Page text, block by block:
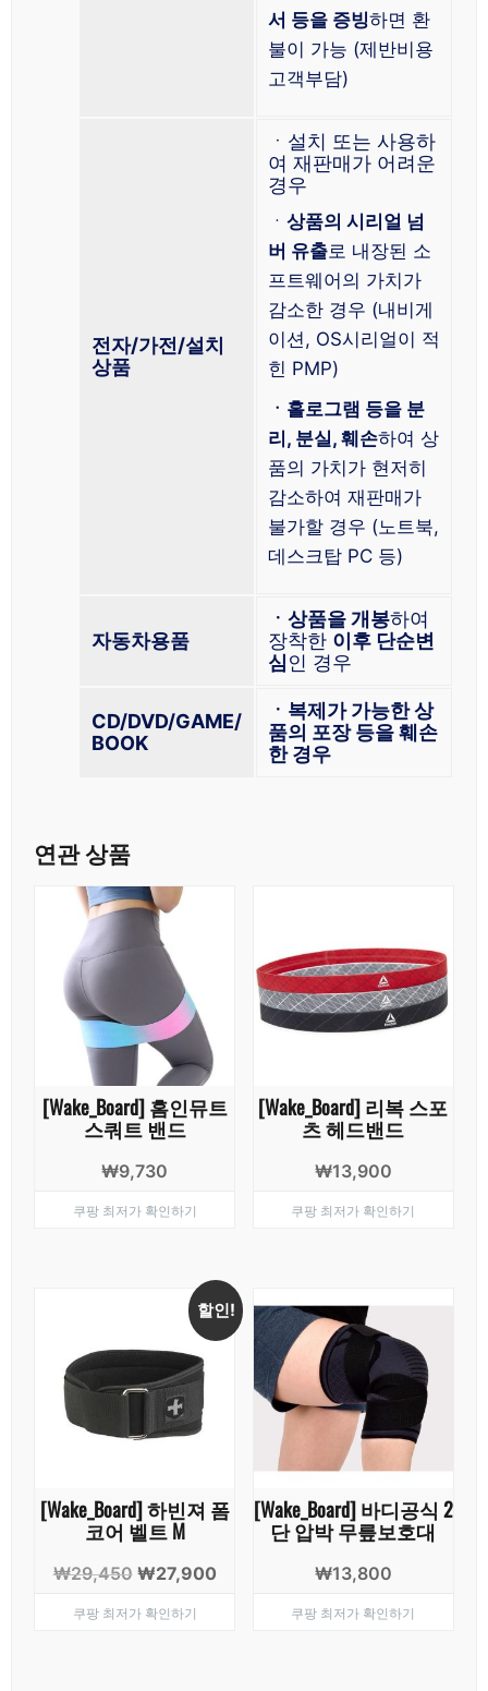
서 등을 증빙하면 환
불이 가능 (제반비용
고객부담)
전자/가전/설치
상품
ㆍ설치 또는 사용하
여 재판매가 어려운
경우
ㆍ 상품의 시리얼 넘
버 유출로 내장된 소
프트웨어의 가치가
감소한 경우 (내비게
이션, OS시리얼이 적
힌 PMP)
ㆍ홀로그램 등을 분
리, 분실, 훼손하여 상
품의 가치가 현저히
감소하여 재판매가
불가할 경우 (노트북,
데스크탑 PC 등)
자동차용품
ㆍ상품을 개봉하여
장착한 이후 단순변
심인 경우
CD/DVD/GAME/
BOOK
ㆍ복제가 가능한 상
품의 포장 등을 훼손
한 경우
연관 상품
[Wake_Board] 홈인뮤트
스쿼트 밴드
₩9,730
쿠팡 최저가 확인하기
[Wake_Board] 리복 스포
츠 헤드밴드
₩13,900
쿠팡 최저가 확인하기
할인!
[Wake_Board] 하빈져 폼
코어 벨트 M
₩29,450 원
가
₩27,900현
쿠팡 최저가 확인하기
[Wake_Board] 바디공식 2
단 압박 무릎보호대
₩13,800
쿠팡 최저가 확인하기